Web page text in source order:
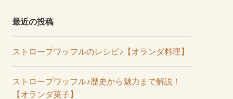
最近の投稿
ストロープワッフルのレシピ♪【オランダ料理】
ストロープワッフル♪歴史から魅力まで解説！
【オランダ菓子】